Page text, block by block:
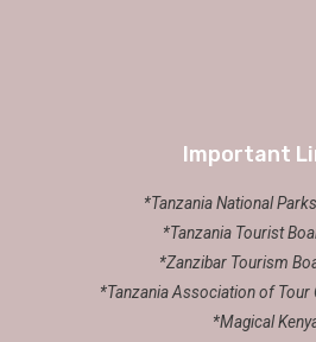
Important
*Tanzania National Parks
*Tanzania Tourist
*Zanzibar Tourism
*Tanzania Association of Tour
*Magical